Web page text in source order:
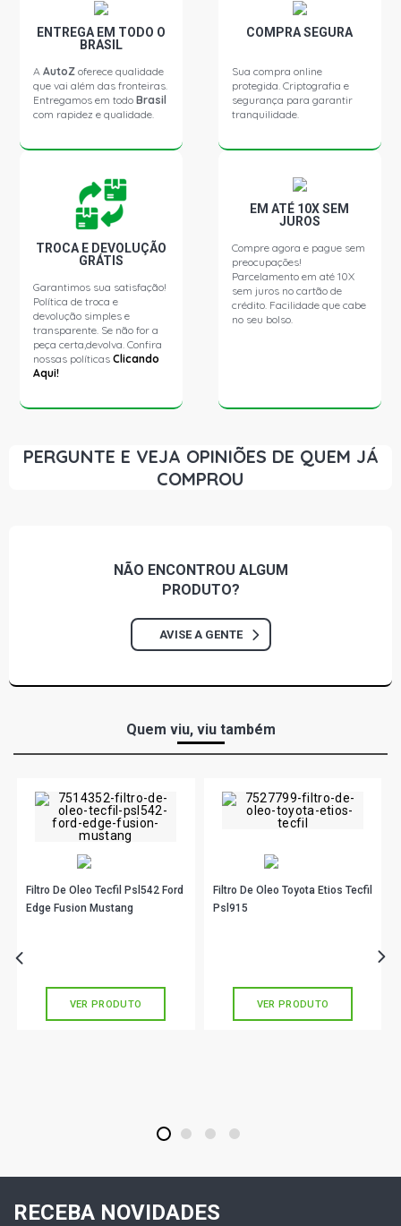
ENTREGA EM TODO O
BRASIL
AAutoZ oferece qualidade
que vai além das fronteiras.
Entregamos em todoBrasil
com rapidez e qualidade.
COMPRA SEGURA
Sua compra online
protegida. Criptografia e
segurança para garantir
tranquilidade.
TROCA E DEVOLUÇÃO
GRÁTIS
Garantimos sua satisfação!
Política de troca e
devolução simples e
transparente. Se não for a
peça certa,devolva. Confira
nossas políticasClicando
Aqui!
EM ATÉ 10X SEM
JUROS
Compre agora e pague sem
preocupações!
Parcelamento em até 10X
sem juros no cartão de
crédito. Facilidade que cabe
no seu bolso.
PERGUNTE E VEJA OPINIÕES DE QUEM JÁ
COMPROU
NÃO ENCONTROU ALGUM
PRODUTO?
AVISE A GENTE
Quem viu, viu também
Filtro De Oleo Tecfil Psl542 Ford
Edge Fusion Mustang
VER PRODUTO
Filtro De Oleo Toyota Etios Tecfil
Psl915
VER PRODUTO
1 2 3 4
RECEBA NOVIDADES